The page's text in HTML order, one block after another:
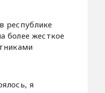
республике
более жесткое
я